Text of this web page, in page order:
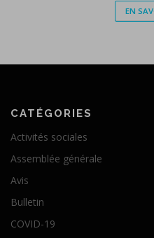
EN
CATÉGORIES
Activités sociales
Assemblée générale
Avis
Bulletin
COVID-19